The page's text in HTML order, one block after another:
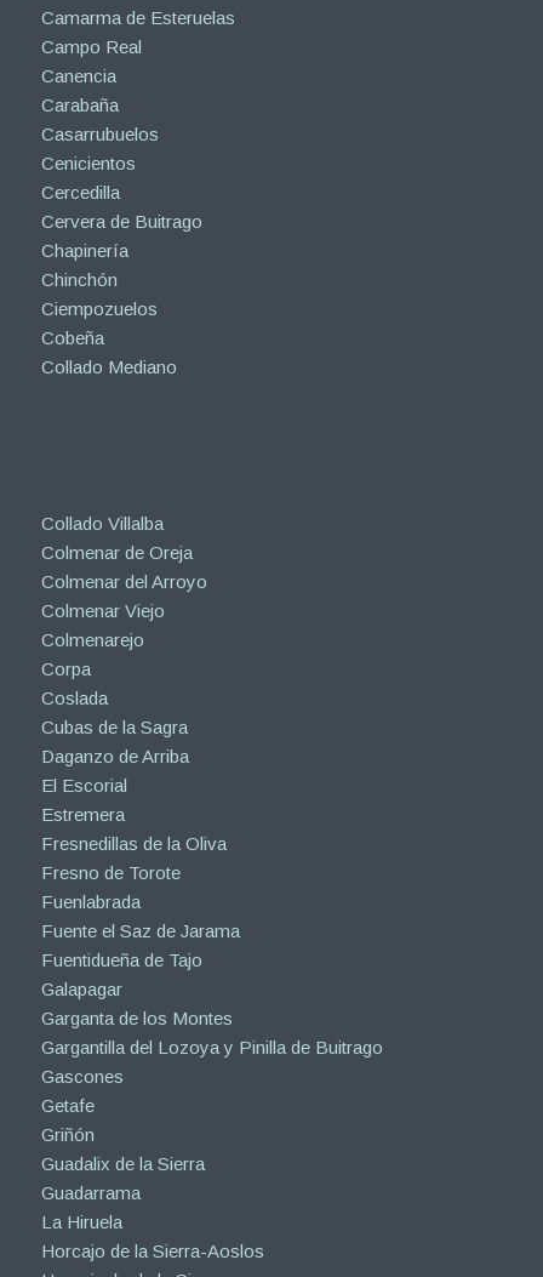
Camarma de Esteruelas
Campo Real
Canencia
Carabaña
Casarrubuelos
Cenicientos
Cercedilla
Cervera de Buitrago
Chapinería
Chinchón
Ciempozuelos
Cobeña
Collado Mediano
Collado Villalba
Colmenar de Oreja
Colmenar del Arroyo
Colmenar Viejo
Colmenarejo
Corpa
Coslada
Cubas de la Sagra
Daganzo de Arriba
El Escorial
Estremera
Fresnedillas de la Oliva
Fresno de Torote
Fuenlabrada
Fuente el Saz de Jarama
Fuentidueña de Tajo
Galapagar
Garganta de los Montes
Gargantilla del Lozoya y Pinilla de Buitrago
Gascones
Getafe
Griñón
Guadalix de la Sierra
Guadarrama
La Hiruela
Horcajo de la Sierra-Aoslos